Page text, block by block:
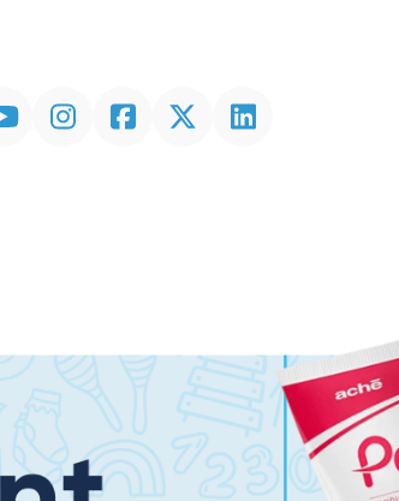
InstagramFacebookTwitter Linkedin